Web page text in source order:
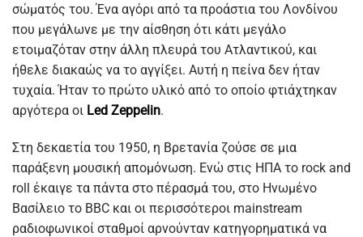
σώματός του. Ένα αγόρι από τα προάστια του Λονδίνου
που μεγάλωνε με την αίσθηση ότι κάτι μεγάλο
ετοιμαζόταν στην άλλη πλευρά του Ατλαντικού, και
ήθελε διακαώς να το αγγίξει. Αυτή η πείνα δεν ήταν
τυχαία. Ήταν το πρώτο υλικό από το οποίο φτιάχτηκαν
αργότερα οι Led Zeppelin.
Στη δεκαετία του 1950, η Βρετανία ζούσε σε μια
παράξενη μουσική απομόνωση. Ενώ στις ΗΠΑ το rock and
roll έκαιγε τα πάντα στο πέρασμά του, στο Ηνωμένο
Βασίλειο το BBC και οι περισσότεροι mainstream
ραδιοφωνικοί σταθμοί αρνούνταν κατηγορηματικά να